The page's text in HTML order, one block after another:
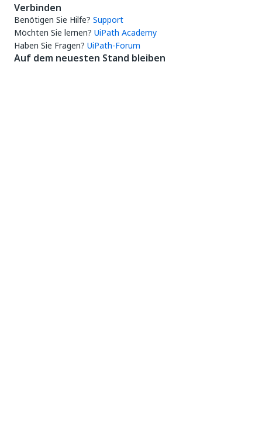
Verbinden
Benötigen Sie Hilfe? Support
Möchten Sie lernen? UiPath Academy
Haben Sie Fragen? UiPath-Forum
Auf dem neuesten Stand bleiben